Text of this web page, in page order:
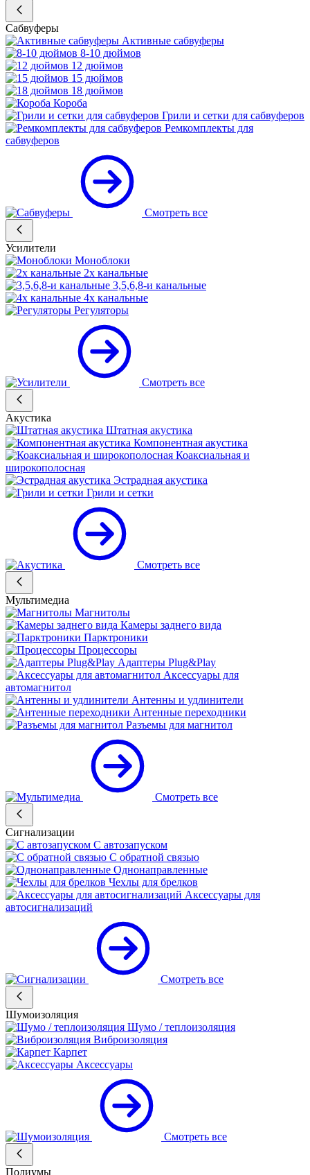
Сабвуферы
Активные сабвуферы
8-10 дюймов
12 дюймов
15 дюймов
18 дюймов
Короба
Грили и сетки для сабвуферов
Ремкомплекты для
сабвуферов
Смотреть все
Усилители
Моноблоки
2х канальные
3,5,6,8-и канальные
4х канальные
Регуляторы
Смотреть все
Акустика
Штатная акустика
Компонентная акустика
Коаксиальная и
широкополосная
Эстрадная акустика
Грили и сетки
Смотреть все
Мультимедиа
Магнитолы
Камеры заднего вида
Парктроники
Процессоры
Адаптеры Plug&Play
Аксессуары для
автомагнитол
Антенны и удлинители
Антенные переходники
Разъемы для магнитол
Смотреть все
Сигнализации
С автозапуском
С обратной связью
Однонаправленные
Чехлы для брелков
Аксессуары для
автосигнализаций
Смотреть все
Шумоизоляция
Шумо / теплоизоляция
Виброизоляция
Карпет
Аксессуары
Смотреть все
Подиумы